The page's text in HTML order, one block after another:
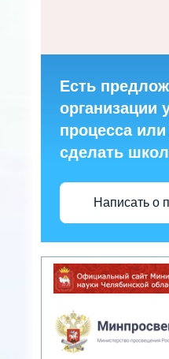
Есть
организации
процесса или
сделать
Написать о